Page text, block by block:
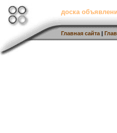
доска
Главная сайта |